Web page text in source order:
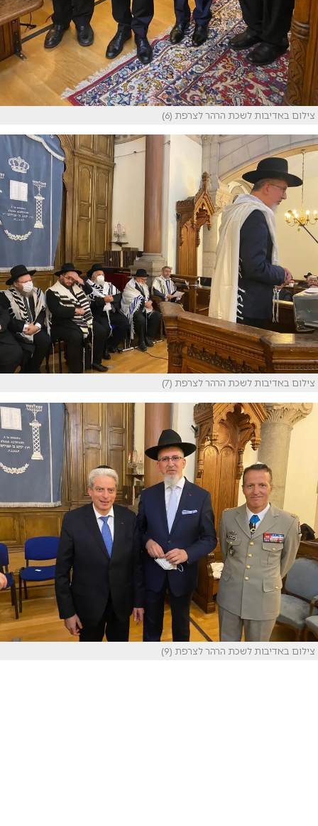
צילום באדיבות לשכת הרהר לצרפת (6)
צילום באדיבות לשכת הרהר לצרפת (7)
צילום באדיבות לשכת הרהר לצרפת (9)